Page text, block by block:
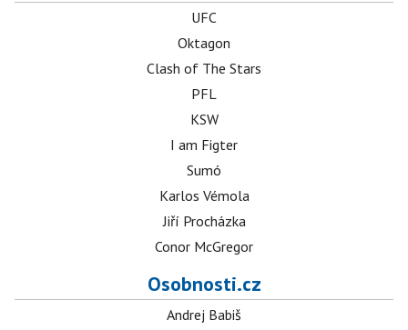
UFC
Oktagon
Clash of The Stars
PFL
KSW
I am Figter
Sumó
Karlos Vémola
Jiří Procházka
Conor McGregor
Osobnosti.cz
Andrej Babiš